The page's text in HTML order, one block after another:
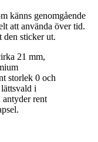
känns genomgående
att använda över tid.
den sticker ut.
storlek 0 och
i
antyder rent